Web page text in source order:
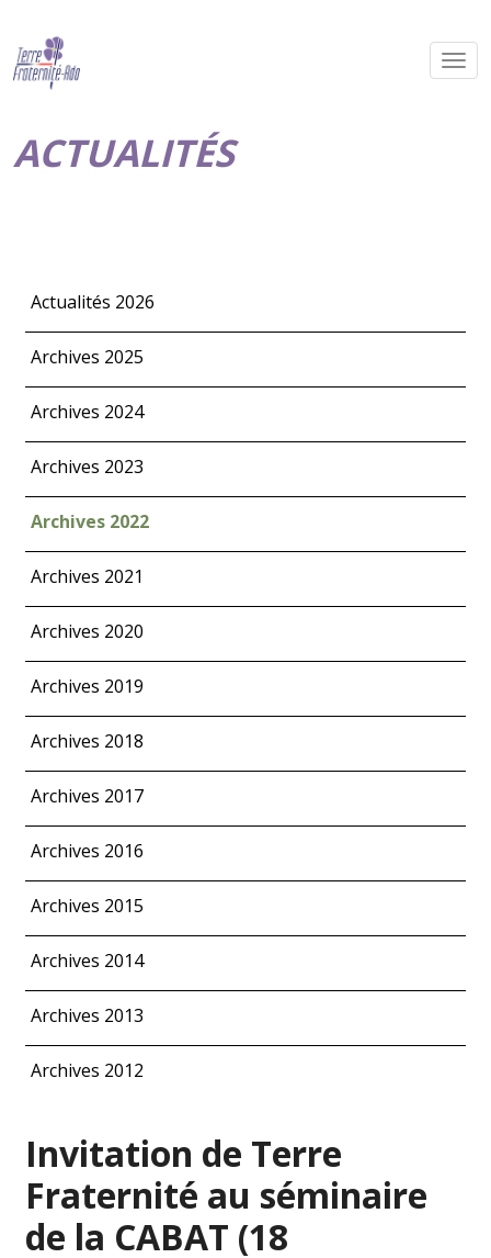
ACTUALITÉS
Actualités 2026
Archives 2025
Archives 2024
Archives 2023
Archives 2022
Archives 2021
Archives 2020
Archives 2019
Archives 2018
Archives 2017
Archives 2016
Archives 2015
Archives 2014
Archives 2013
Archives 2012
Invitation de Terre
Fraternité au séminaire
de la CABAT (18